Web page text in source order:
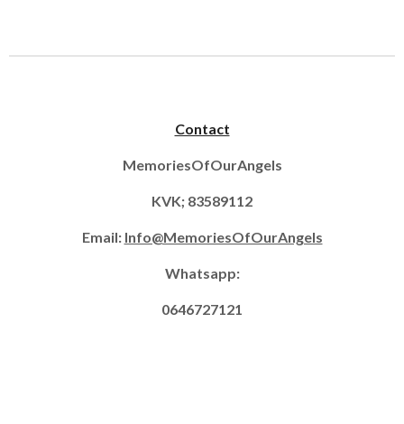
Contact
MemoriesOfOurAngels
KVK; 83589112
Email: Info@MemoriesOfOurAngels
Whatsapp:
0646727121